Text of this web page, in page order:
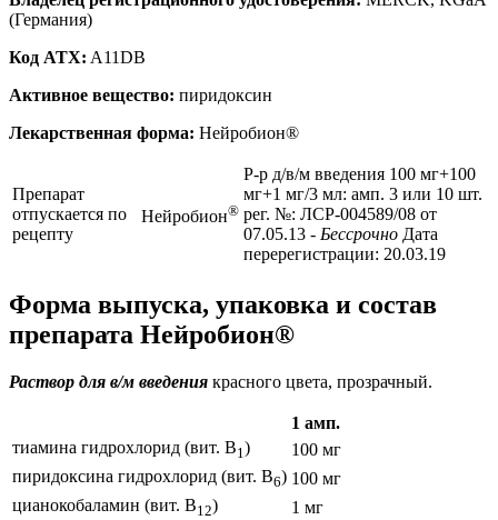
(Германия)
Код ATX: A11DB
Активное вещество: пиридоксин
Лекарственная форма: Нейробион®
Препарат
отпускается по
рецепту
Нейробион®
Р-р д/в/м введения 100 мг+100
мг+1 мг/3 мл: амп. 3 или 10 шт.
рег. №: ЛСР-004589/08 от
07.05.13 - Бессрочно Дата
перерегистрации: 20.03.19
Форма выпуска, упаковка и состав
препарата Нейробион®
Раствор для в/м введения красного цвета, прозрачный.
1 амп.
тиамина гидрохлорид (вит. B1 )
100 мг
пиридоксина гидрохлорид (вит. B6) 100 мг
цианокобаламин (вит. B12) 1 мг